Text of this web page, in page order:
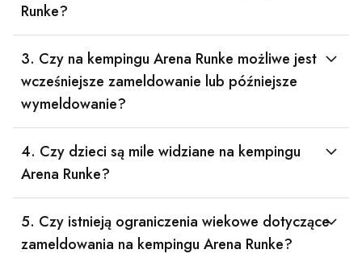
Runke?
3. Czy na kempingu Arena Runke możliwe jest
wcześniejsze zameldowanie lub późniejsze
wymeldowanie?
4. Czy dzieci są mile widziane na kempingu
Arena Runke?
5. Czy istnieją ograniczenia wiekowe dotyczące
zameldowania na kempingu Arena Runke?